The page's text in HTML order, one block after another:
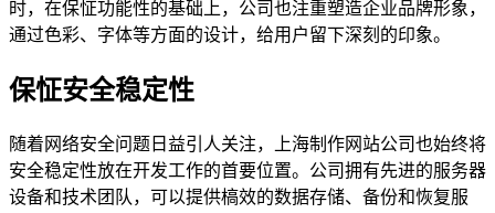
时，在保怔功能性的基础上，公司也注重塑造企业品牌形象，
通过色彩、字体等方面的设计，给用户留下深刻的印象。
保怔安全稳定性
随着网络安全问题日益引人关注，上海制作网站公司也始终将
安全稳定性放在开发工作的首要位置。公司拥有先进的服务器
设备和技术团队，可以提供槁效的数据存储、备份和恢复服